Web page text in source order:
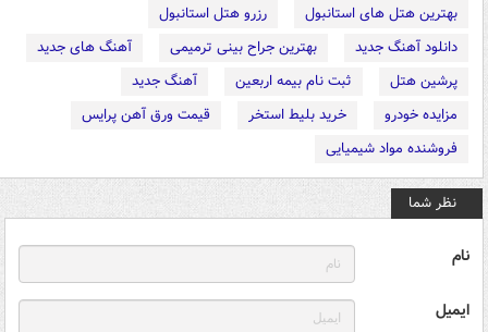
بهترین هتل های استانبول
رزرو هتل استانبول
دانلود آهنگ جدید
بهترین جراح بینی ترمیمی
آهنگ های جدید
پرشین هتل
ثبت نام بیمه اربعین
آهنگ جدید
مزایده خودرو
خرید بلیط استخر
قیمت ورق آهن پرایس
فروشنده مواد شیمیایی
نظر شما
نام
ایمیل